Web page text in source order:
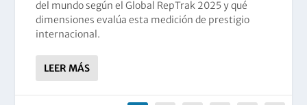
del mundo según el Global RepTrak 2025 y qué
dimensiones evalúa esta medición de prestigio
internacional.
LEER MÁS